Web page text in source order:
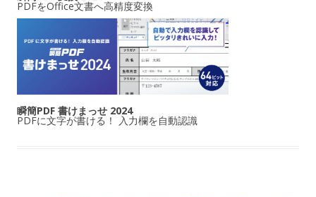
PDFをOffice文書へ高精度変換
瞬簡PDF 書けまっせ 2024
PDFに文字が書ける！ 入力欄を自動認識